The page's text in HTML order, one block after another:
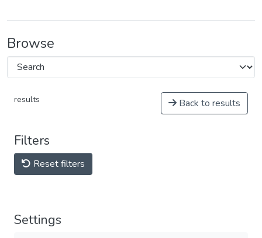
Browse
results Back to results
Filters
Reset filters
Settings